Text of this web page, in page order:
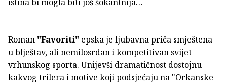
Roman "Favoriti" epska je ljubavna priča smještena
u blještav, ali nemilosrdan i kompetitivan svijet
vrhunskog sporta. Unijevši dramatičnost dostojnu
kakvog trilera i motive koji podsjećaju na "Orkanske